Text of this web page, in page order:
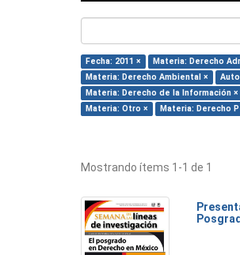
Fecha: 2011 × Materia: Derecho
Materia: Derecho Ambiental ×
Materia: Derecho de la Información ×
Materia: Otro ×
Materia: Derecho
Mostrando ítems 1-1 de 1